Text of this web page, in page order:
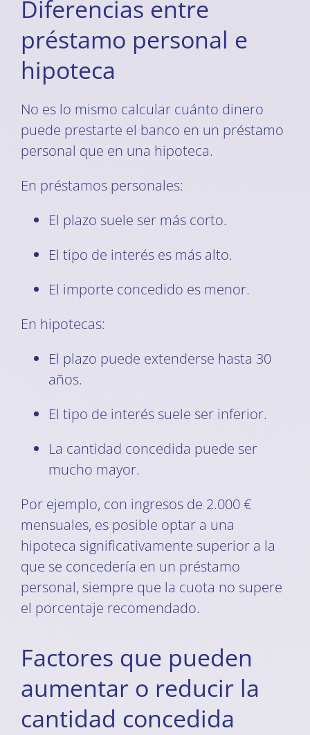
Diferencias entre
préstamo personal e
hipoteca
No es lo mismo calcular cuánto dinero
puede prestarte el banco en un préstamo
personal que en una hipoteca.
En préstamos personales:
El plazo suele ser más corto.
El tipo de interés es más alto.
El importe concedido es menor.
En hipotecas:
El plazo puede extenderse hasta 30
años.
El tipo de interés suele ser inferior.
La cantidad concedida puede ser
mucho mayor.
Por ejemplo, con ingresos de 2.000 €
mensuales, es posible optar a una
hipoteca significativamente superior a la
que se concedería en un préstamo
personal, siempre que la cuota no supere
el porcentaje recomendado.
Factores que pueden
aumentar o reducir la
cantidad concedida